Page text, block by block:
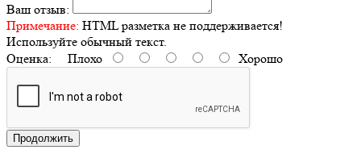
Ваш отзыв:
Примечание: HTML разметка не поддерживается!
Используйте обычный текст.
Оценка: Плохо Хорошо
Продолжить